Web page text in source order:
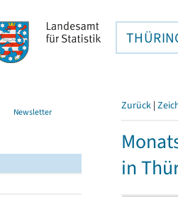
Newsletter Zurück |
in